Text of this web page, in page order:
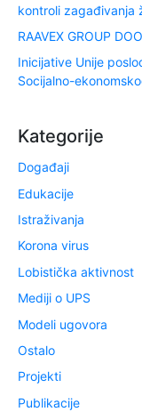
kontroli zagađivanja
RAAVEX GROUP
Inicijative Unije
Socijalno-
Kategorije
Događaji
Edukacije
Istraživanja
Korona virus
Lobistička aktivnost
Mediji o UPS
Modeli ugovora
Ostalo
Projekti
Publikacije